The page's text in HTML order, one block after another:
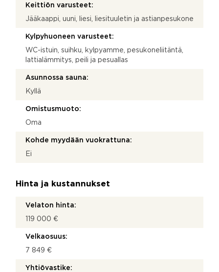
Keittiön varusteet:
Jääkaappi, uuni, liesi, liesituuletin ja astianpesukone
Kylpyhuoneen varusteet:
WC-istuin, suihku, kylpyamme, pesukoneliitäntä,
lattialämmitys, peili ja pesuallas
Asunnossa sauna:
Kyllä
Omistusmuoto:
Oma
Kohde myydään vuokrattuna:
Ei
Hinta ja kustannukset
Velaton hinta:
119 000 €
Velkaosuus:
7 849 €
Yhtiövastike: